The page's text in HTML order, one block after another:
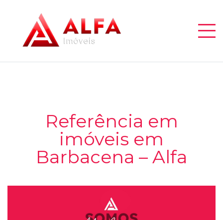
Referência em
imóveis em
Barbacena – Alfa